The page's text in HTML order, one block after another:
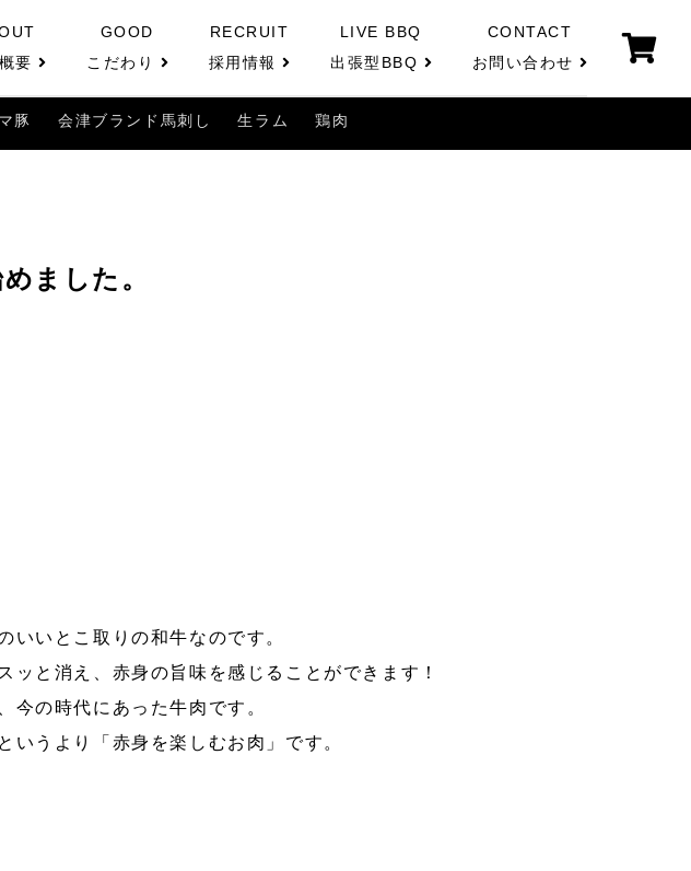
豚 会津ブランド馬刺し 生ラム 鶏肉
要
GOOD
こだわり
RECRUIT
採用情報
LIVE BBQ
出張型BBQ
CONTACT
お問い合わせ
ました。
いいとこ取りの和牛なのです。
と消え、赤身の旨味を感じることができます！
今の時代にあった牛肉です。
うより「赤身を楽しむお肉」です。